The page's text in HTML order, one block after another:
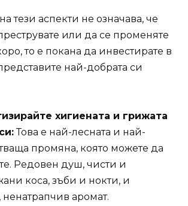
тези аспекти не означава, че
или да се променяте
то е покана да инвестирате в
най-добрата си
хигиената и грижата
Това е най-лесната и най-
промяна, която можете да
Редовен душ, чисти и
коса, зъби и нокти, и
ненатрапчив аромат.